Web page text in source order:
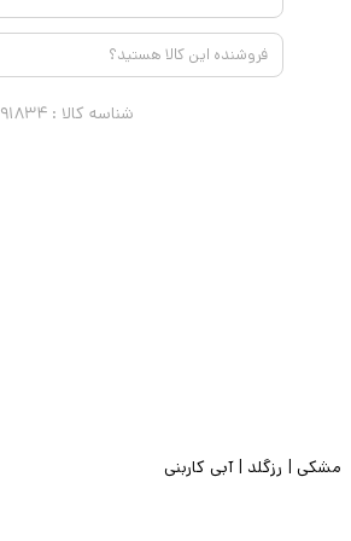
فروشنده این کالا هستید؟
شناسه کالا :۹۱۸۳۴
مشکی | رزگلد | آبی کاربنی